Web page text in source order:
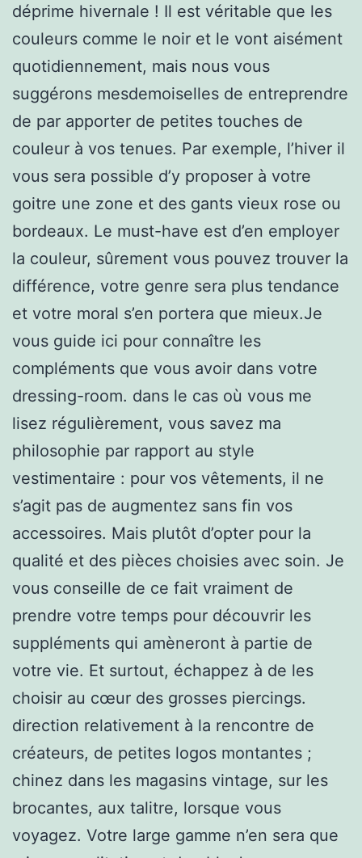
déprime hivernale ! Il est véritable que les
couleurs comme le noir et le vont aisément
quotidiennement, mais nous vous
suggérons mesdemoiselles de entreprendre
de par apporter de petites touches de
couleur à vos tenues. Par exemple, l’hiver il
vous sera possible d’y proposer à votre
goitre une zone et des gants vieux rose ou
bordeaux. Le must-have est d’en employer
la couleur, sûrement vous pouvez trouver la
différence, votre genre sera plus tendance
et votre moral s’en portera que mieux.Je
vous guide ici pour connaître les
compléments que vous avoir dans votre
dressing-room. dans le cas où vous me
lisez régulièrement, vous savez ma
philosophie par rapport au style
vestimentaire : pour vos vêtements, il ne
s’agit pas de augmentez sans fin vos
accessoires. Mais plutôt d’opter pour la
qualité et des pièces choisies avec soin. Je
vous conseille de ce fait vraiment de
prendre votre temps pour découvrir les
suppléments qui amèneront à partie de
votre vie. Et surtout, échappez à de les
choisir au cœur des grosses piercings.
direction relativement à la rencontre de
créateurs, de petites logos montantes ;
chinez dans les magasins vintage, sur les
brocantes, aux talitre, lorsque vous
voyagez. Votre large gamme n’en sera que